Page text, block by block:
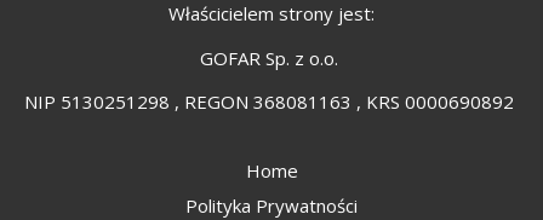
Właścicielem strony jest:
GOFAR Sp. z o.o.
NIP 5130251298 , REGON 368081163 , KRS 0000690892
Home
Polityka Prywatności